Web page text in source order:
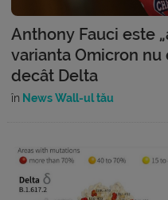
Anthony Fauci este
varianta Omicron
decât Delta
în News Wall-ul tău